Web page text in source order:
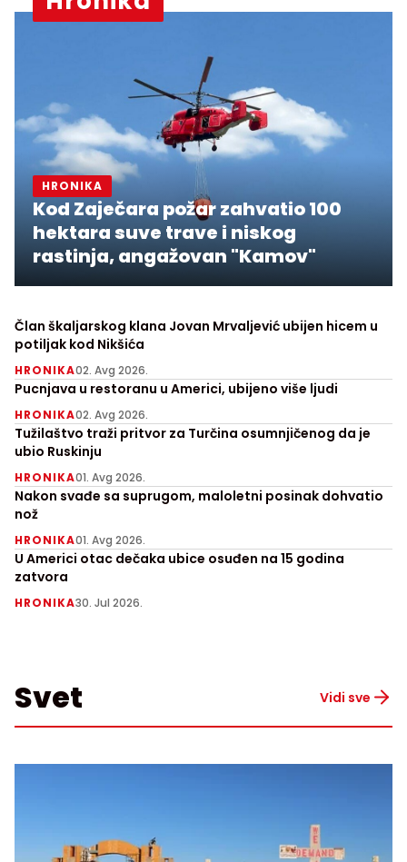
HRONIKA
Kod Zaječara požar zahvatio 100
hektara suve trave i niskog
rastinja, angažovan "Kamov"
Član škaljarskog klana Jovan Mrvaljević ubijen hicem u
potiljak kod Nikšića
HRONIKA02. Avg 2026.
Pucnjava u restoranu u Americi, ubijeno više ljudi
HRONIKA02. Avg 2026.
Tužilaštvo traži pritvor za Turčina osumnjičenog da je
ubio Ruskinju
HRONIKA01. Avg 2026.
Nakon svađe sa suprugom, maloletni posinak dohvatio
nož
HRONIKA01. Avg 2026.
U Americi otac dečaka ubice osuđen na 15 godina
zatvora
HRONIKA30. Jul 2026.
Svet Vidi sve